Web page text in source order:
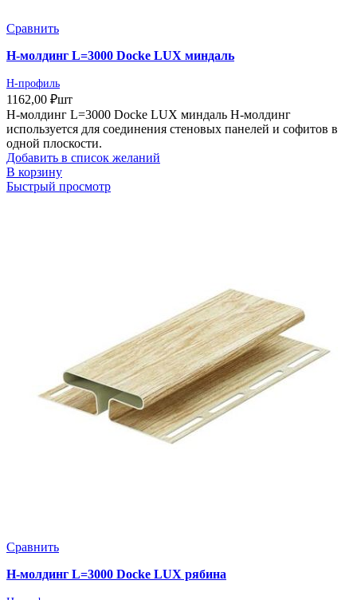
Сравнить
Н-молдинг L=3000 Docke LUX миндаль
H-профиль
1162,00 ₽шт
Н-молдинг L=3000 Docke LUX миндаль Н-молдинг
используется для соединения стеновых панелей и софитов в
одной плоскости.
Добавить в список желаний
В корзину
Быстрый просмотр
Сравнить
Н-молдинг L=3000 Docke LUX рябина